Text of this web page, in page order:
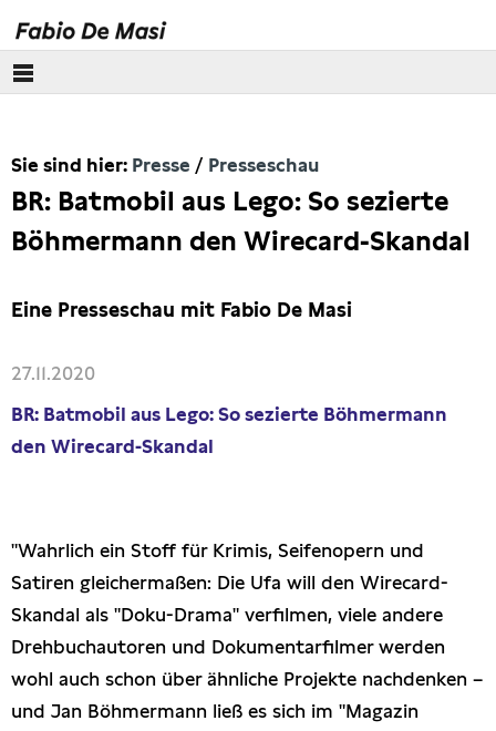
Europäisches Parlament
Themen
Publikationen
Anfragen (Archivseite)
Sie sind hier: Presse Presseschau
BR: Batmobil aus Lego: So sezierte
Böhmermann den Wirecard-Skandal
Eine Presseschau mit Fabio De Masi
27.11.2020
BR: Batmobil aus Lego: So sezierte Böhmermann
den Wirecard-Skandal
"Wahrlich ein Stoff für Krimis, Seifenopern und
Satiren gleichermaßen: Die Ufa will den Wirecard-
Skandal als "Doku-Drama" verfilmen, viele andere
Drehbuchautoren und Dokumentarfilmer werden
wohl auch schon über ähnliche Projekte nachdenken –
und Jan Böhmermann ließ es sich im "Magazin